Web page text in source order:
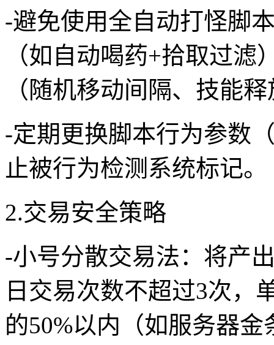
-避免使用全自动打怪脚
（如自动喝药+拾取过
（随机移动间隔、技能
-定期更换脚本行为参数
止被行为检测系统标记。
2.交易安全策略
-小号分散交易法：将产
日交易次数不超过3次，
的50%以内（如服务器